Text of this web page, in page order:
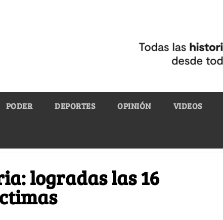
PODER DEPORTES OPINIÓN VIDEOS
logradas las 16